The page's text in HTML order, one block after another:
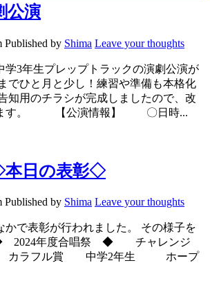
公演
Published by Shima Leave your thoughts
学3年生プレップトラックの演劇公演が
でひと月と少し！練習や準備も本格化
知用のチラシが完成しましたので、改
ます。 【公演情報】 〇日時...
日の表彰◇
Published by Shima Leave your thoughts
かで表彰が行われました。 その様子を
2024年度合唱祭 ◆ チャレンジ
ラフル賞 中学2年生 ホープ